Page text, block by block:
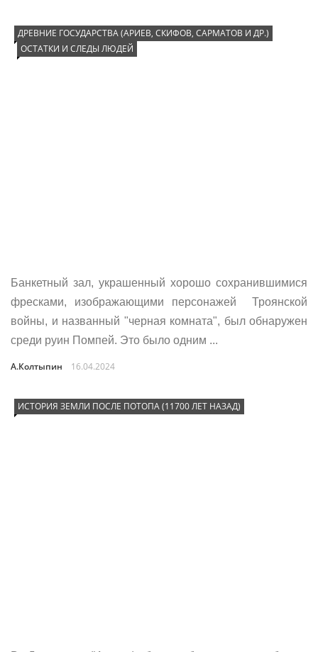
ДРЕВНИЕ ГОСУДАРСТВА (АРИЕВ, СКИФОВ, САРМАТОВ И ДР.)
ОСТАТКИ И СЛЕДЫ ЛЮДЕЙ
Банкетный зал, украшенный хорошо сохранившимися
фресками, изображающими персонажей Троянской
войны, и названный "черная комната", был обнаружен
среди руин Помпей. Это было одним ...
А.Колтыпин 16.04.2024
ИСТОРИЯ ЗЕМЛИ ПОСЛЕ ПОТОПА (11700 ЛЕТ НАЗАД)